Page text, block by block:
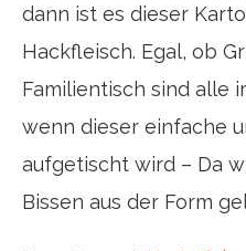
dann ist es dieser
Hackfleisch. Egal, ob
Familientisch sind alle
wenn dieser einfache
aufgetischt wird – Da
Bissen aus der Form